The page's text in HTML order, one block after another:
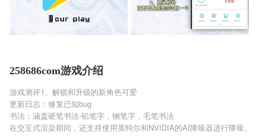
258686com游戏介绍
游戏测评1、解锁和升级的新角色可爱
更新日志：修复已知bug
书法：涵盖硬笔书法-铅笔字，钢笔字，毛笔书法
在交互式渲染期间，还支持使用英特尔和NVIDIA的AI降噪器进行降噪。